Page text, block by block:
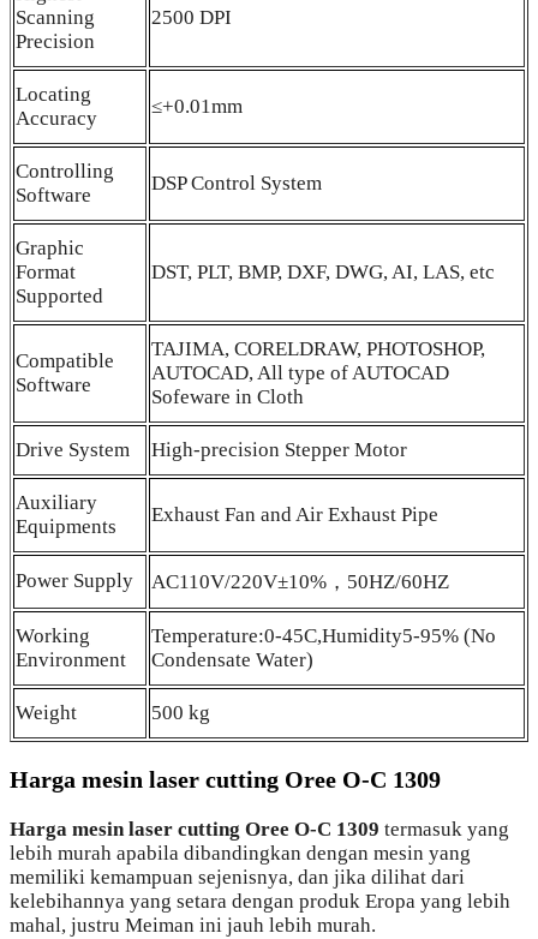
Scanning
Precision
2500 DPI
Locating
Accuracy
≤+0.01mm
Controlling
Software
DSP Control System
Graphic
Format
Supported
DST, PLT, BMP, DXF, DWG, AI, LAS, etc
Compatible
Software
TAJIMA, CORELDRAW, PHOTOSHOP,
AUTOCAD, All type of AUTOCAD
Sofeware in Cloth
Drive System High-precision Stepper Motor
Auxiliary
Equipments
Exhaust Fan and Air Exhaust Pipe
Power Supply AC110V/220V±10%，50HZ/60HZ
Working
Environment
Temperature:0-45C,Humidity5-95% (No
Condensate Water)
Weight 500 kg
Harga mesin laser cutting Oree O-C 1309
Harga mesin laser cutting Oree O-C 1309 termasuk yang
lebih murah apabila dibandingkan dengan mesin yang
memiliki kemampuan sejenisnya, dan jika dilihat dari
kelebihannya yang setara dengan produk Eropa yang lebih
mahal, justru Meiman ini jauh lebih murah.